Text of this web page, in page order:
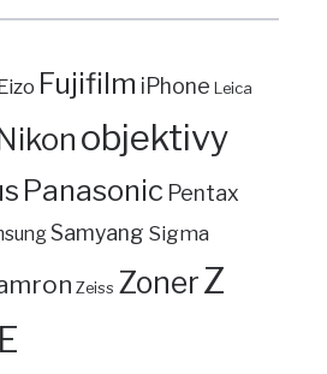
Fujifilm iPhone Leica
objektivy
Panasonic Pentax
Samyang Sigma
Zeiss ZonerZ